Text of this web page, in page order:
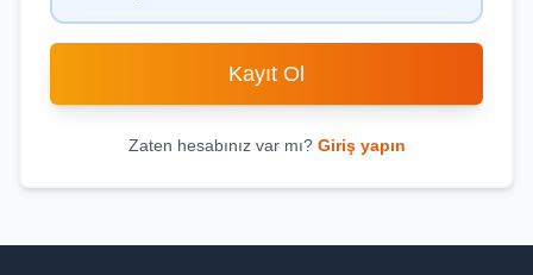
Kayıt Ol
Zaten hesabınız var mı? Giriş yapın